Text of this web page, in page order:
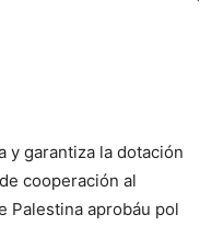
y garantiza la dotación
cooperación al
Palestina aprobáu pol